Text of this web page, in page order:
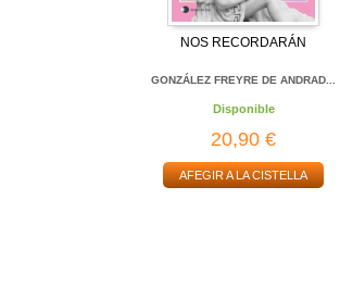
NOS RECORDARÁN
GONZÁLEZ FREYRE DE ANDRAD...
Disponible
20,90 €
AFEGIR A LA CISTELLA